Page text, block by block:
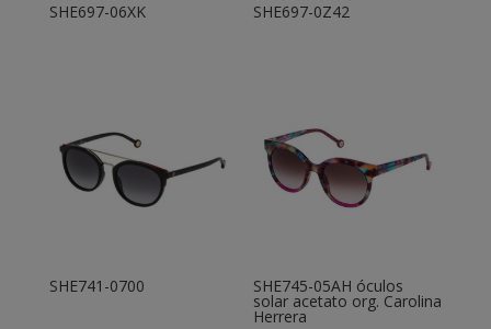
SHE697-06XK SHE697-0Z42
SHE741-0700 SHE745-05AH óculos
solar acetato org. Carolina
Herrera